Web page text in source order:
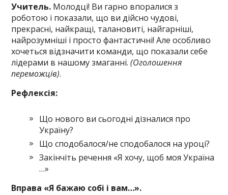
Учитель. Молодці! Ви гарно впоралися з
роботою і показали, що ви дійсно чудові,
прекрасні, найкращі, талановиті, найгарніші,
найрозумніші і просто фантастичні! Але особливо
хочеться відзначити команди, що показали себе
лідерами в нашому змаганні.(Оголошення
переможців).
Рефлексія:
Що нового ви сьогодні дізналися про
Україну?
Що сподобалося/не сподобалося на уроці?
Закінчіть речення «Я хочу, щоб моя Україна
…»
Вправа «Я бажаю собі і вам…».